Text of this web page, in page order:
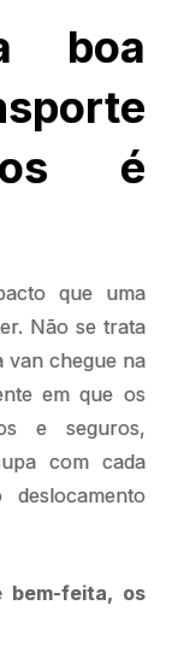
boa
é
que uma
Não se trata
van chegue na
em que os
e seguros,
com cada
bem-feita, os